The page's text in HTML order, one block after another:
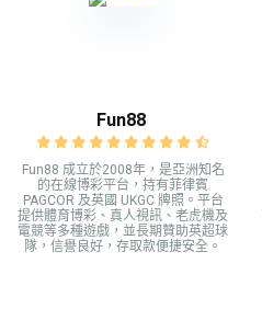
Fun88
Fun88 成立於2008年，是亞洲知名
的在線博彩平台，持有菲律賓
PAGCOR 及英國 UKGC 牌照。平台
提供體育博彩、真人視訊、老虎機及
電競等多種遊戲，並長期贊助英超球
隊，信譽良好，存取款便捷安全。